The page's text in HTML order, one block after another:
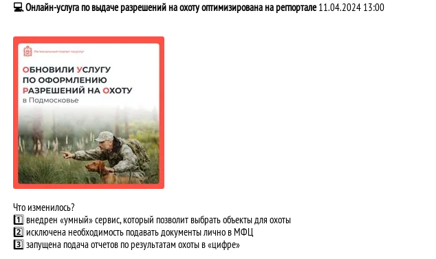
💻 Онлайн-услуга по выдаче разрешений на охоту оптимизирована на регпортале11.04.2024 13:00
Что изменилось?
1️⃣ внедрен «умный» сервис, который позволит выбрать объекты для охоты
2️⃣ исключена необходимость подавать документы лично в МФЦ
3️⃣ запущена подача отчетов по результатам охоты в «цифре»